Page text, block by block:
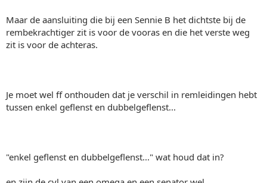
Maar de aansluiting die bij een Sennie B het dichtste bij de
rembekrachtiger zit is voor de vooras en die het verste weg
zit is voor de achteras.
Je moet wel ff onthouden dat je verschil in remleidingen hebt
tussen enkel geflenst en dubbelgeflenst...
"enkel geflenst en dubbelgeflenst..." wat houd dat in?